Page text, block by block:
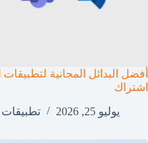
أفضل البدائل المجانية
اشتراك
يوليو 25, 2026
تطبيقات